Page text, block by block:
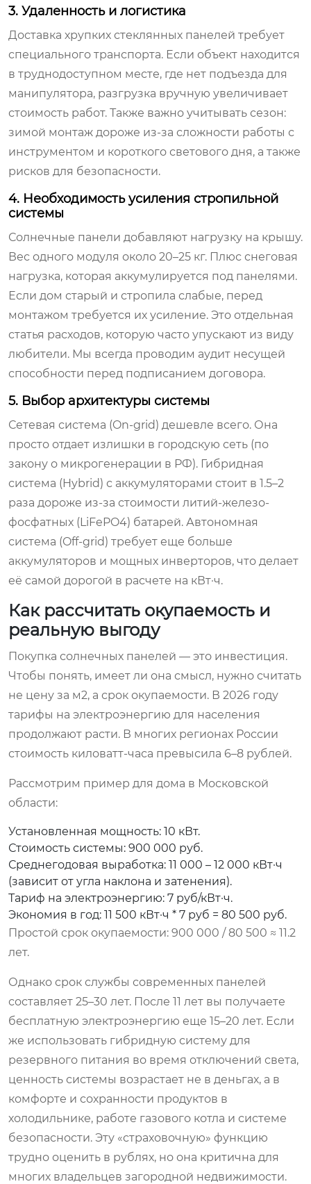
3. Удаленность и логистика
Доставка хрупких стеклянных панелей требует
специального транспорта. Если объект находится
в труднодоступном месте, где нет подъезда для
манипулятора, разгрузка вручную увеличивает
стоимость работ. Также важно учитывать сезон:
зимой монтаж дороже из-за сложности работы с
инструментом и короткого светового дня, а также
рисков для безопасности.
4. Необходимость усиления стропильной
системы
Солнечные панели добавляют нагрузку на крышу.
Вес одного модуля около 20–25 кг. Плюс снеговая
нагрузка, которая аккумулируется под панелями.
Если дом старый и стропила слабые, перед
монтажом требуется их усиление. Это отдельная
статья расходов, которую часто упускают из виду
любители. Мы всегда проводим аудит несущей
способности перед подписанием договора.
5. Выбор архитектуры системы
Сетевая система (On-grid) дешевле всего. Она
просто отдает излишки в городскую сеть (по
закону о микрогенерации в РФ). Гибридная
система (Hybrid) с аккумуляторами стоит в 1.5–2
раза дороже из-за стоимости литий-железо-
фосфатных (LiFePO4) батарей. Автономная
система (Off-grid) требует еще больше
аккумуляторов и мощных инверторов, что делает
её самой дорогой в расчете на кВт·ч.
Как рассчитать окупаемость и
реальную выгоду
Покупка солнечных панелей — это инвестиция.
Чтобы понять, имеет ли она смысл, нужно считать
не цену за м2, а срок окупаемости. В 2026 году
тарифы на электроэнергию для населения
продолжают расти. В многих регионах России
стоимость киловатт-часа превысила 6–8 рублей.
Рассмотрим пример для дома в Московской
области:
Установленная мощность: 10 кВт.
Стоимость системы: 900 000 руб.
Среднегодовая выработка: 11 000 – 12 000 кВт·ч
(зависит от угла наклона и затенения).
Тариф на электроэнергию: 7 руб/кВт·ч.
Экономия в год: 11 500 кВт·ч * 7 руб = 80 500 руб.
Простой срок окупаемости: 900 000 / 80 500 ≈ 11.2
лет.
Однако срок службы современных панелей
составляет 25–30 лет. После 11 лет вы получаете
бесплатную электроэнергию еще 15–20 лет. Если
же использовать гибридную систему для
резервного питания во время отключений света,
ценность системы возрастает не в деньгах, а в
комфорте и сохранности продуктов в
холодильнике, работе газового котла и системе
безопасности. Эту «страховочную» функцию
трудно оценить в рублях, но она критична для
многих владельцев загородной недвижимости.